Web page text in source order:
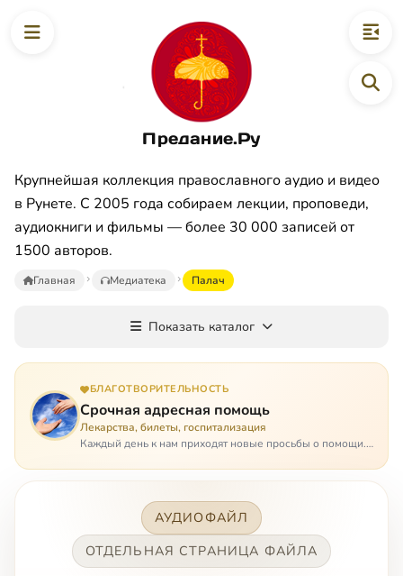
Предание.Ру
Крупнейшая коллекция православного аудио и видео
в Рунете. С 2005 года собираем лекции, проповеди,
аудиокниги и фильмы — более 30 000 записей от
1500 авторов.
Главная Медиатека Палач
Показать каталог
БЛАГОТВОРИТЕЛЬНОСТЬ
Срочная адресная помощь
Лекарства, билеты, госпитализация
Каждый день к нам приходят новые просьбы о помощи.
она нужна была вчера: в приеме лекарств образовался
АУДИОФАЙЛ
ОТДЕЛЬНАЯ СТРАНИЦА ФАЙЛА